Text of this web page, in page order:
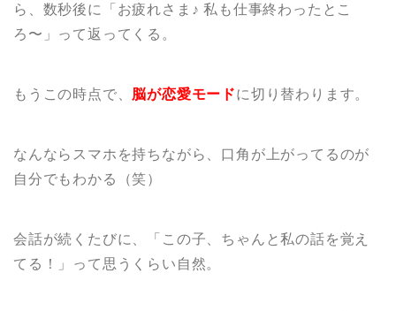
ら、数秒後に「お疲れさま♪ 私も仕事終わったとこ
ろ〜」って返ってくる。
もうこの時点で、 脳が恋愛モードに切り替わります。
なんならスマホを持ちながら、口角が上がってるのが
自分でもわかる（笑）
会話が続くたびに、「この子、ちゃんと私の話を覚え
てる！」って思うくらい自然。